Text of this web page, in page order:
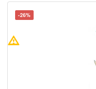
-26%